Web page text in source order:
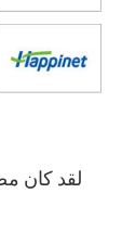
لقد كان